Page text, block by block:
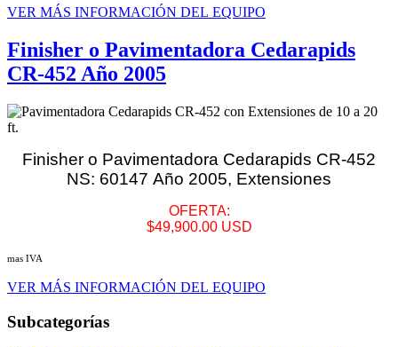
VER MÁS INFORMACIÓN DEL EQUIPO
Finisher o Pavimentadora Cedarapids
CR-452 Año 2005
Finisher o Pavimentadora Cedarapids CR-452
NS: 60147 Año 2005, Extensiones
OFERTA:
$49,900.00 USD
mas IVA
VER MÁS INFORMACIÓN DEL EQUIPO
Subcategorías